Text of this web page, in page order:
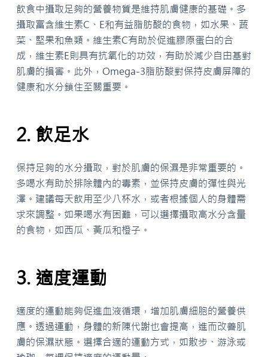
飲食中攝取足夠的營養物質是維持肌膚健康的基礎。多
攝取富含維生素C、E和有益脂肪酸的食物，如水果、蔬
菜、堅果和魚類。維生素C有助於促進膠原蛋白的合
成，維生素E則具有抗氧化的功效，有助於減少自由基對
肌膚的損害。此外，Omega-3脂肪酸對保持皮膚屏障的
健康和水分鎖住至關重要。
2. 飲足水
保持足夠的水分攝取，對於肌膚的保濕是非常重要的。
多喝水有助於排除體內的毒素，並保持皮膚的彈性與光
澤。建議每天飲用至少八杯水，或者根據個人的身體需
求來調整。如果喝水有困難，可以選擇攝取高水分含量
的食物，如西瓜、黃瓜和橙子。
3. 適度運動
適度的運動能夠促進血液循環，增加肌膚細胞的營養供
應。透過運動，身體的新陳代謝也會提高，進而改善肌
膚的保濕狀態。選擇合適的運動方式，如散步、游泳或